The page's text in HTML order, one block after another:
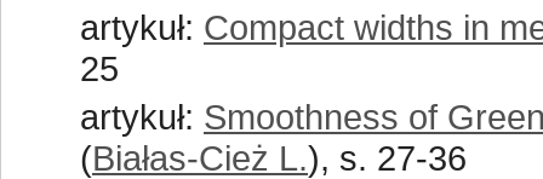
artykuł: Compact widths in
25
artykuł: Smoothness of
(Białas-Cież L.), s. 27-36